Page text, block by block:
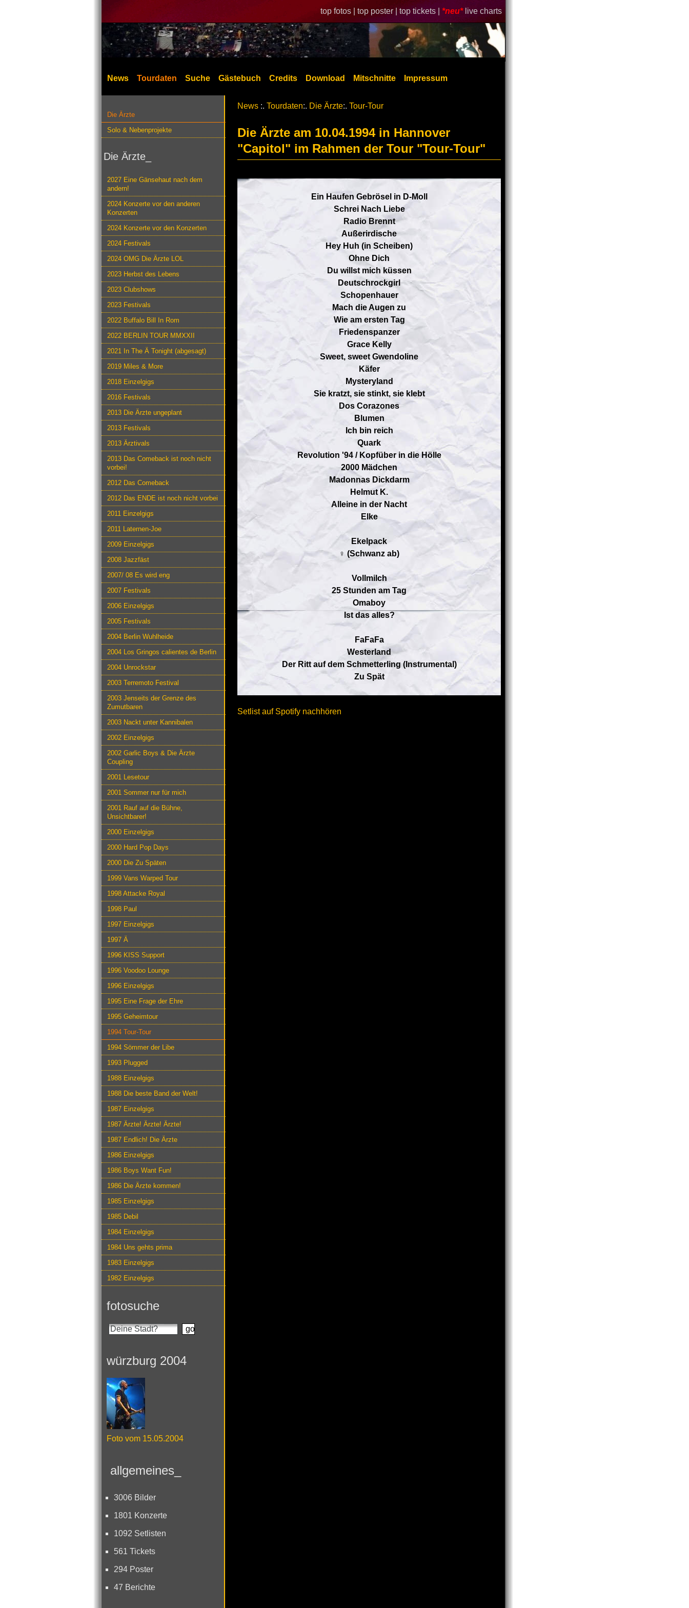
top fotos | top poster | top tickets | *neu* live charts
News Tourdaten Suche Gästebuch Credits Download Mitschnitte Impressum
Die Ärzte
Solo & Nebenprojekte
Die Ärzte_
2027 Eine Gänsehaut nach dem
andern!
2024 Konzerte vor den anderen
Konzerten
2024 Konzerte vor den Konzerten
2024 Festivals
2024 OMG Die Ärzte LOL
2023 Herbst des Lebens
2023 Clubshows
2023 Festivals
2022 Buffalo Bill In Rom
2022 BERLIN TOUR MMXXII
2021 In The Ä Tonight (abgesagt)
2019 Miles & More
2018 Einzelgigs
2016 Festivals
2013 Die Ärzte ungeplant
2013 Festivals
2013 Ärztivals
2013 Das Comeback ist noch nicht
vorbei!
2012 Das Comeback
2012 Das ENDE ist noch nicht vorbei
2011 Einzelgigs
2011 Laternen-Joe
2009 Einzelgigs
2008 Jazzfäst
2007/ 08 Es wird eng
2007 Festivals
2006 Einzelgigs
2005 Festivals
2004 Berlin Wuhlheide
2004 Los Gringos calientes de Berlin
2004 Unrockstar
2003 Terremoto Festival
2003 Jenseits der Grenze des
Zumutbaren
2003 Nackt unter Kannibalen
2002 Einzelgigs
2002 Garlic Boys & Die Ärzte
Coupling
2001 Lesetour
2001 Sommer nur für mich
2001 Rauf auf die Bühne,
Unsichtbarer!
2000 Einzelgigs
2000 Hard Pop Days
2000 Die Zu Späten
1999 Vans Warped Tour
1998 Attacke Royal
1998 Paul
1997 Einzelgigs
1997 Ä
1996 KISS Support
1996 Voodoo Lounge
1996 Einzelgigs
1995 Eine Frage der Ehre
1995 Geheimtour
1994 Tour-Tour
1994 Sömmer der Libe
1993 Plugged
1988 Einzelgigs
1988 Die beste Band der Welt!
1987 Einzelgigs
1987 Ärzte! Ärzte! Ärzte!
1987 Endlich! Die Ärzte
1986 Einzelgigs
1986 Boys Want Fun!
1986 Die Ärzte kommen!
1985 Einzelgigs
1985 Debil
1984 Einzelgigs
1984 Uns gehts prima
1983 Einzelgigs
1982 Einzelgigs
fotosuche
würzburg 2004
Foto vom 15.05.2004
allgemeines_
3006 Bilder
1801 Konzerte
1092 Setlisten
561 Tickets
294 Poster
47 Berichte
News :. Tourdaten:. Die Ärzte:. Tour-Tour
Die Ärzte am 10.04.1994 in Hannover
"Capitol" im Rahmen der Tour "Tour-Tour"
Ein Haufen Gebrösel in D-Moll
Schrei Nach Liebe
Radio Brennt
Außerirdische
Hey Huh (in Scheiben)
Ohne Dich
Du willst mich küssen
Deutschrockgirl
Schopenhauer
Mach die Augen zu
Wie am ersten Tag
Friedenspanzer
Grace Kelly
Sweet, sweet Gwendoline
Käfer
Mysteryland
Sie kratzt, sie stinkt, sie klebt
Dos Corazones
Blumen
Ich bin reich
Quark
Revolution '94 / Kopfüber in die Hölle
2000 Mädchen
Madonnas Dickdarm
Helmut K.
Alleine in der Nacht
Elke
Ekelpack
♀ (Schwanz ab)
Vollmilch
25 Stunden am Tag
Omaboy
Ist das alles?
FaFaFa
Westerland
Der Ritt auf dem Schmetterling (Instrumental)
Zu Spät
Setlist auf Spotify nachhören